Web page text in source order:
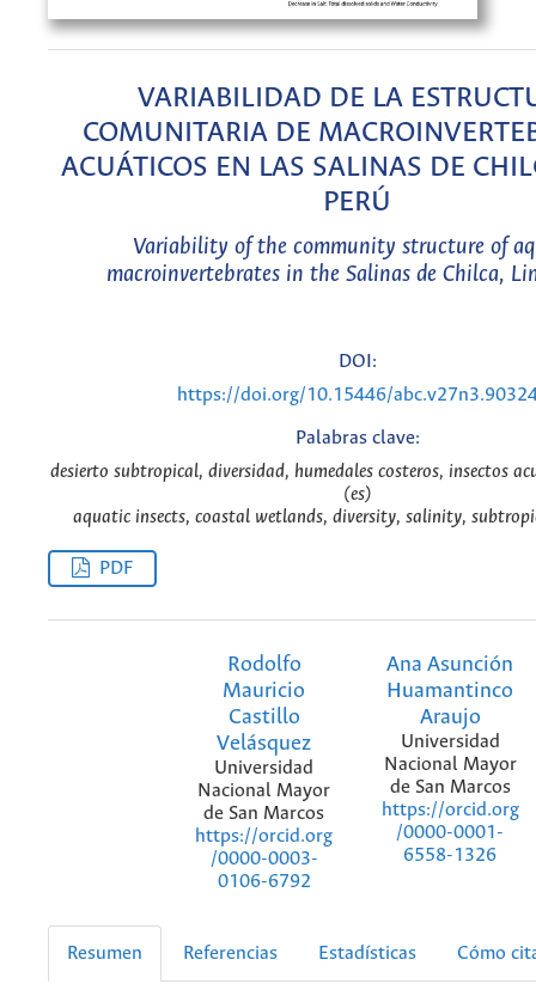
VARIABILIDAD DE LA
COMUNITARIA DE
ACUÁTICOS EN LAS SALINAS DE
PERÚ
Variability of the community structure of
macroinvertebrates in the Salinas de Chilca,
DOI:
https://doi.org/10.15446/
Palabras clave:
desierto subtropical, diversidad, humedales costeros, insectos
(es)
aquatic insects, coastal wetlands, diversity, salinity,
PDF
Rodolfo
Mauricio
Castillo
Velásquez
Universidad
Nacional Mayor
de San Marcos
https://orcid.org
/0000-0003-
0106-6792
Ana Asunción
Huamantinco
Araujo
Universidad
Nacional Mayor
de San Marcos
https://orcid.org
/0000-0001-
6558-1326
Resumen Referencias Estadísticas Cómo